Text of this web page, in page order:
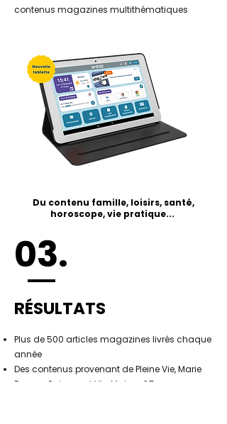
contenus magazines multithématiques
Du contenu famille, loisirs, santé,
horoscope, vie pratique...
03.
RÉSULTATS
Plus de 500 articles magazines livrés chaque
année
Des contenus provenant de Pleine Vie, Marie
France, Science et Vie, Maison&Travaux,